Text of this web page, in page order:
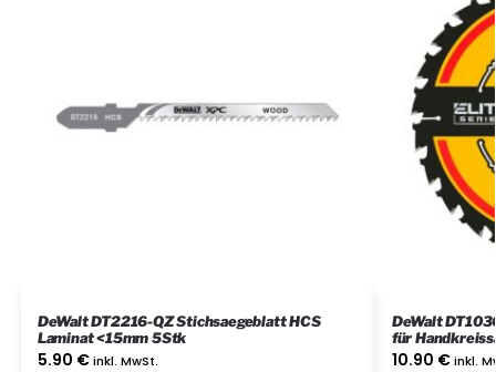
DeWalt DT2216-QZ Stichsaegeblatt HCS
Laminat <15mm 5Stk
5.90 € inkl. MwSt.
DeWalt
für
10.90 € inkl.